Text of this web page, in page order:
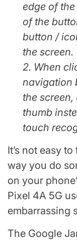
edge of
of the
button /
the screen.
2. When
navigation
the
thumb
touch
It’s not easy
way you do
on your
Pixel 4A 5G
embarrassing
The Google